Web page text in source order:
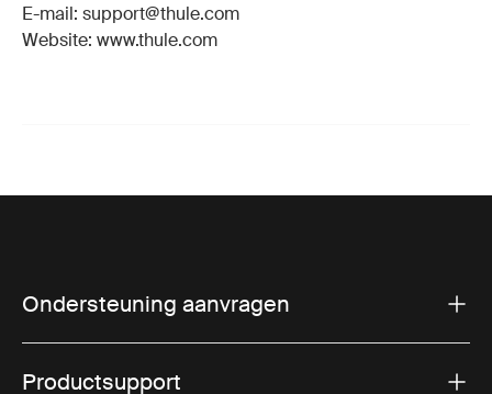
E-mail: support@thule.com
Website: www.thule.com
Ondersteuning aanvragen
Productsupport